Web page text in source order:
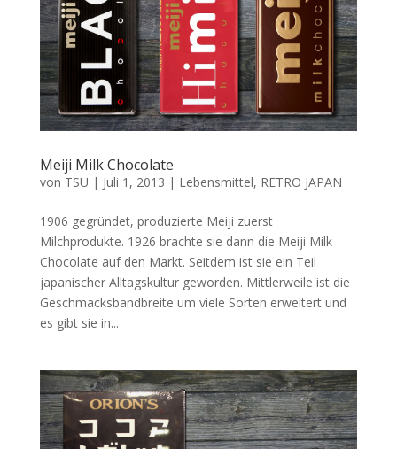
Meiji Milk Chocolate
von TSU | Juli 1, 2013 | Lebensmittel, RETRO JAPAN
1906 gegründet, produzierte Meiji zuerst
Milchprodukte. 1926 brachte sie dann die Meiji Milk
Chocolate auf den Markt. Seitdem ist sie ein Teil
japanischer Alltagskultur geworden. Mittlerweile ist die
Geschmacksbandbreite um viele Sorten erweitert und
es gibt sie in...